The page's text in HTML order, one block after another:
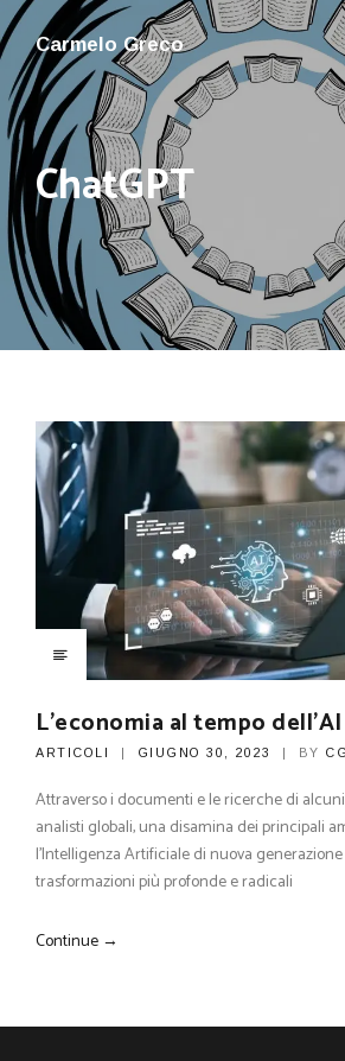
Carmelo Greco
ChatGPT
L’economia al tempo
ARTICOLI GIUGNO 30, 2023 BY CG
Attraverso i documenti e le ricerche di
analisti globali, una disamina dei principali
l’Intelligenza Artificiale di nuova
trasformazioni più profonde e radicali
Continue →